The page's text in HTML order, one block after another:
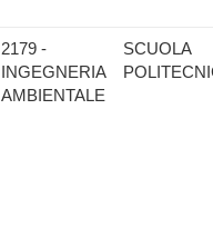
2179 -
INGEGNERIA
AMBIENTALE
SCUOLA